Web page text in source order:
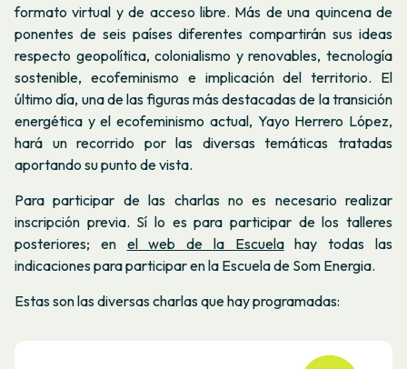
formato virtual y de acceso libre. Más de una quincena de
ponentes de seis países diferentes compartirán sus ideas
respecto geopolítica, colonialismo y renovables, tecnología
sostenible, ecofeminismo e implicación del territorio. El
último día, una de las figuras más destacadas de la transición
energética y el ecofeminismo actual, Yayo Herrero López,
hará un recorrido por las diversas temáticas tratadas
aportando su punto de vista.
Para participar de las charlas no es necesario realizar
inscripción previa. Sí lo es para participar de los talleres
posteriores; en el web de la Escuelahay todas las
indicaciones para participar en la Escuela de Som Energia.
Estas son las diversas charlas que hay programadas: